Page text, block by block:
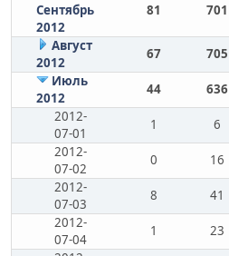
Сентябрь
2012
81 701
Август
2012
67 705
Июль
2012
44 636
2012-
07-01
1 6
2012-
07-02
0 16
2012-
07-03
8 41
2012-
07-04
1 23